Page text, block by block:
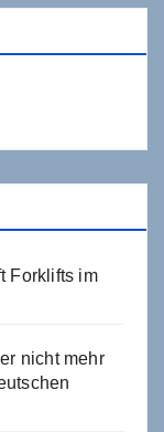
Forklifts im
nicht mehr